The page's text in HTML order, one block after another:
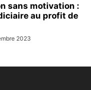
sans motivation :
au profit de
2023